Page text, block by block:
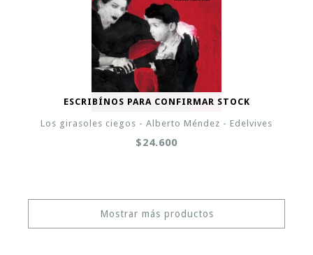
ESCRIBÍNOS PARA CONFIRMAR STOCK
Los girasoles ciegos - Alberto Méndez - Edelvives
$24.600
Mostrar más productos